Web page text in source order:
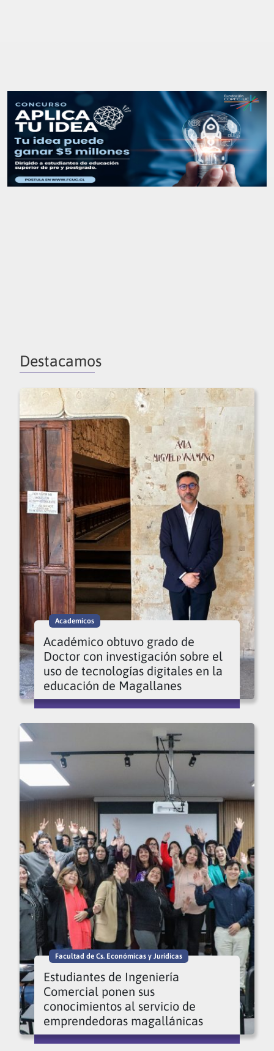
Destacamos
Academicos
Académico obtuvo grado de
Doctor con investigación sobre el
uso de tecnologías digitales en la
educación de Magallanes
Facultad de Cs. Económicas y Jurídicas
Estudiantes de Ingeniería
Comercial ponen sus
conocimientos al servicio de
emprendedoras magallánicas